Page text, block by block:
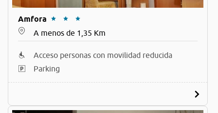
Amfora
A menos de 1,35 Km
Acceso personas con movilidad reducida
Parking